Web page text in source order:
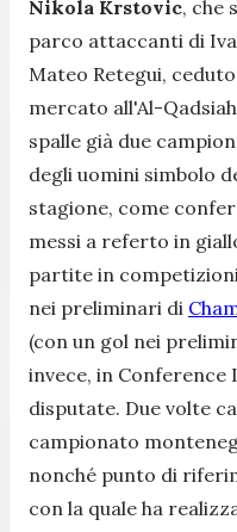
Nikola Krstovic, che
parco attaccanti di
Mateo Retegui,
mercato all'Al-
spalle già due
degli uomini simbolo
stagione, come
messi a referto in
partite in
nei preliminari di
(con un gol nei
invece, in Conference
disputate. Due volte
campionato
nonché punto di
con la quale ha